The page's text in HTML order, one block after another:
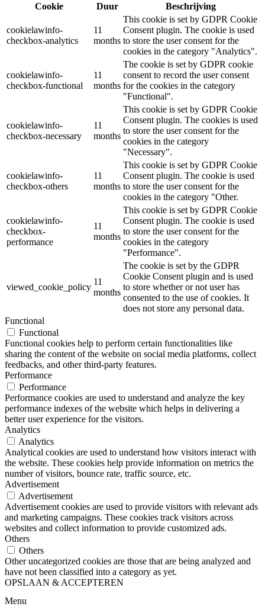
Cookie
Duur Beschrijving
cookielawinfo-
checkbox-analytics
11
months
This cookie is set by GDPR Cookie
Consent plugin. The cookie is used
to store the user consent for the
cookies in the category "Analytics".
cookielawinfo-
checkbox-functional
11
months
The cookie is set by GDPR cookie
consent to record the user consent
for the cookies in the category
"Functional".
cookielawinfo-
checkbox-necessary
11
months
This cookie is set by GDPR Cookie
Consent plugin. The cookies is used
to store the user consent for the
cookies in the category
"Necessary".
cookielawinfo-
checkbox-others
11
months
This cookie is set by GDPR Cookie
Consent plugin. The cookie is used
to store the user consent for the
cookies in the category "Other.
cookielawinfo-
checkbox-
performance
11
months
This cookie is set by GDPR Cookie
Consent plugin. The cookie is used
to store the user consent for the
cookies in the category
"Performance".
viewed_cookie_policy
11
months
The cookie is set by the GDPR
Cookie Consent plugin and is used
to store whether or not user has
consented to the use of cookies. It
does not store any personal data.
Functional
Functional
Functional cookies help to perform certain functionalities like
sharing the content of the website on social media platforms, collect
feedbacks, and other third-party features.
Performance
Performance
Performance cookies are used to understand and analyze the key
performance indexes of the website which helps in delivering a
better user experience for the visitors.
Analytics
Analytics
Analytical cookies are used to understand how visitors interact with
the website. These cookies help provide information on metrics the
number of visitors, bounce rate, traffic source, etc.
Advertisement
Advertisement
Advertisement cookies are used to provide visitors with relevant ads
and marketing campaigns. These cookies track visitors across
websites and collect information to provide customized ads.
Others
Others
Other uncategorized cookies are those that are being analyzed and
have not been classified into a category as yet.
OPSLAAN & ACCEPTEREN
Menu